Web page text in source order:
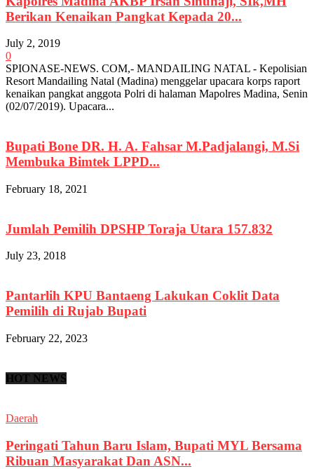
Berikan Kenaikan Pangkat Kepada 20...
July 2, 2019
0
SPIONASE-NEWS. COM,- MANDAILING NATAL - Kepolisian
Resort Mandailing Natal (Madina) menggelar upacara korps raport
kenaikan pangkat anggota Polri di halaman Mapolres Madina, Senin
(02/07/2019). Upacara...
Bupati Bone DR. H. A. Fahsar M.Padjalangi, M.Si
Membuka Bimtek LPPD...
February 18, 2021
Jumlah Pemilih DPSHP Toraja Utara 157.832
July 23, 2018
Pantarlih KPU Bantaeng Lakukan Coklit Data
Pemilih di Rujab Bupati
February 22, 2023
HOT NEWS
Daerah
Peringati Tahun Baru Islam, Bupati MYL Bersama
Ribuan Masyarakat Dan ASN...